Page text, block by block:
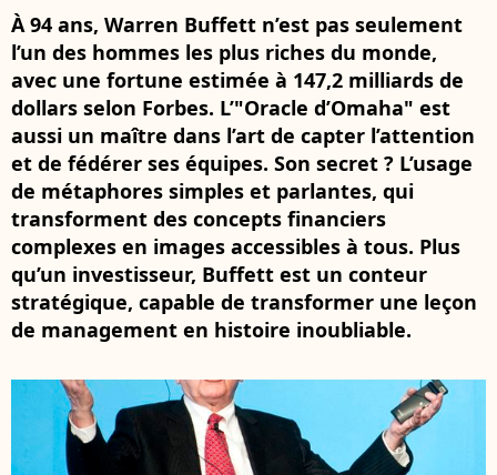
À 94 ans, Warren Buffett n’est pas seulement
l’un des hommes les plus riches du monde,
avec une fortune estimée à 147,2 milliards de
dollars selon Forbes. L’"Oracle d’Omaha" est
aussi un maître dans l’art de capter l’attention
et de fédérer ses équipes. Son secret ? L’usage
de métaphores simples et parlantes, qui
transforment des concepts financiers
complexes en images accessibles à tous. Plus
qu’un investisseur, Buffett est un conteur
stratégique, capable de transformer une leçon
de management en histoire inoubliable.